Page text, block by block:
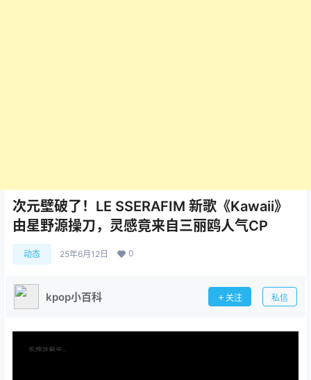
次元壁破了！LE SSERAFIM 新歌《Kawaii》
由星野源操刀，灵感竟来自三丽鸥人气CP
动态 25年6月12日 0
kpop小百科 关注 私信